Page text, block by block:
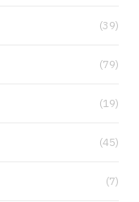
(39)
(79)
(19)
(45)
(7)